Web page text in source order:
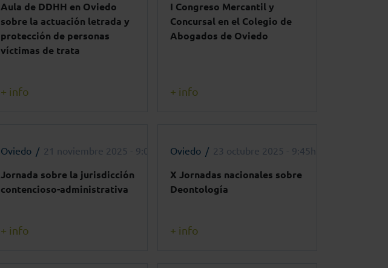
Aula de DDHH en Oviedo
sobre la actuación letrada y
protección de personas
víctimas de trata
+ info
I Congreso Mercantil y
Concursal en el Colegio de
Abogados de Oviedo
+ info
Oviedo 21 noviembre 2025 - 9:00h
Jornada sobre la jurisdicción
contencioso-administrativa
+ info
Oviedo 23 octubre 2025 - 9:45h
X Jornadas nacionales sobre
Deontología
+ info